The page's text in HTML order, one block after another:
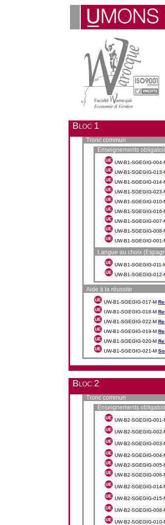
Bloc 1
Tronc commun
Enseignements
UW-B1-SGEGIG-004-
UW-B1-SGEGIG-013-
UW-B1-SGEGIG-014-
UW-B1-SGEGIG-023-
UW-B1-SGEGIG-010-
UW-B1-SGEGIG-016-
UW-B1-SGEGIG-007-
UW-B1-SGEGIG-008-
UW-B1-SGEGIG-001-
Langue au choix
UW-B1-SGEGIG-011-
UW-B1-SGEGIG-012-
Aide à la réussite
UW-B1-SGEGIG-017-M
UW-B1-SGEGIG-018-M
UW-B1-SGEGIG-022-M
UW-B1-SGEGIG-019-M
UW-B1-SGEGIG-020-M
UW-B1-SGEGIG-021-M
Bloc 2
Tronc commun
Enseignements
UW-B2-SGEGIG-001-
UW-B2-SGEGIG-002-
UW-B2-SGEGIG-003-
UW-B2-SGEGIG-004-
UW-B2-SGEGIG-005-
UW-B2-SGEGIG-006-
UW-B2-SGEGIG-014-
UW-B2-SGEGIG-015-
UW-B2-SGEGIG-008-
UW-B2-SGEGIG-010-